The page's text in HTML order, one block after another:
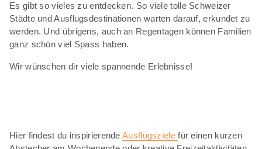
Es gibt so vieles zu entdecken. So viele tolle Schweizer
Städte und Ausflugsdestinationen warten darauf, erkundet zu
werden. Und übrigens, auch an Regentagen können Familien
ganz schön viel Spass haben.
Wir wünschen dir viele spannende Erlebnisse!
Hier findest du inspirierendeAusflugszielefür einen kurzen